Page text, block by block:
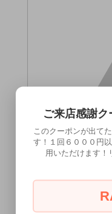
あな
ご来店感謝ク
このクーポンが出て
す！１回６０００円
用いただけます！